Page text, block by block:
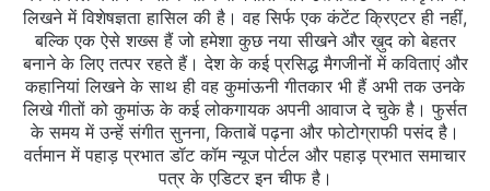
लिखने में विशेषज्ञता हासिल की है। वह सिर्फ एक कंटेंट क्रिएटर ही नहीं,
बल्कि एक ऐसे शख्स हैं जो हमेशा कुछ नया सीखने और ख़ुद को बेहतर
बनाने के लिए तत्पर रहते हैं। देश के कई प्रसिद्ध मैगजीनों में कविताएं और
कहानियां लिखने के साथ ही वह कुमांऊनी गीतकार भी हैं अभी तक उनके
लिखे गीतों को कुमांऊ के कई लोकगायक अपनी आवाज दे चुके है। फुर्सत
के समय में उन्हें संगीत सुनना, किताबें पढ़ना और फोटोग्राफी पसंद है।
वर्तमान में पहाड़ प्रभात डॉट कॉम न्यूज पोर्टल और पहाड़ प्रभात समाचार
पत्र के एडिटर इन चीफ है।